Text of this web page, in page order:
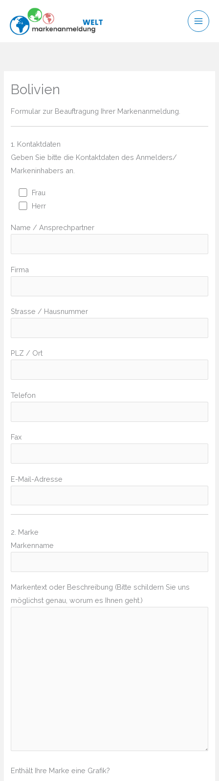
Inhalt
springen
Bolivien
Formular zur Beauftragung Ihrer Markenanmeldung.
1. Kontaktdaten
Geben Sie bitte die Kontaktdaten des Anmelders/
Markeninhabers an.
Frau
Herr
Name / Ansprechpartner
Firma
Strasse / Hausnummer
PLZ / Ort
Telefon
Fax
E-Mail-Adresse
2. Marke
Markenname
Markentext oder Beschreibung (Bitte schildern Sie uns
möglichst genau, worum es Ihnen geht.)
Enthält Ihre Marke eine Grafik?